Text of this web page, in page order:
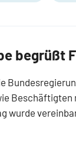
begrüßt
wurde